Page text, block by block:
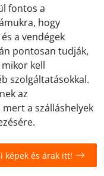
fontos a
hogy
a vendégek
pontosan tudják,
kell
szolgáltatásokkal.
az
a szálláshelyek
képek és árak itt!